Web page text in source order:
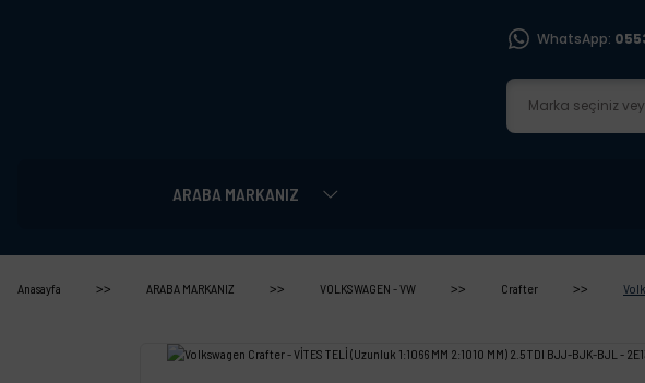
WhatsApp:
ARABA MARKANIZ
Anasayfa ARABA MARKANIZ VOLKSWAGEN - VW Crafter